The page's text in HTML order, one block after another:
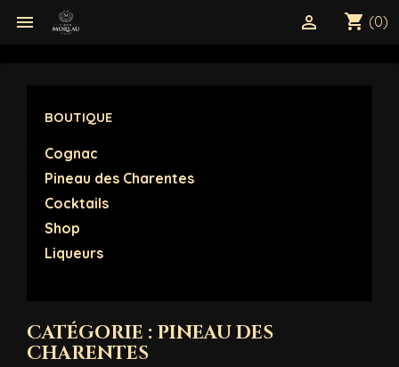
 shopping_cart (0)

BOUTIQUE
Cognac
Pineau des Charentes
Cocktails
Shop
Liqueurs
CATÉGORIE : PINEAU DES
CHARENTES